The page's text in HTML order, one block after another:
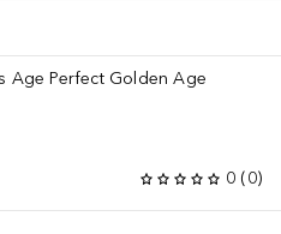
Age Perfect Golden Age
0 (0)